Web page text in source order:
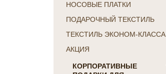
НОСОВЫЕ ПЛАТКИ
ПОДАРОЧНЫЙ ТЕКСТИЛЬ
ТЕКСТИЛЬ ЭКОНОМ-КЛАССА
АКЦИЯ
КОРПОРАТИВНЫЕ